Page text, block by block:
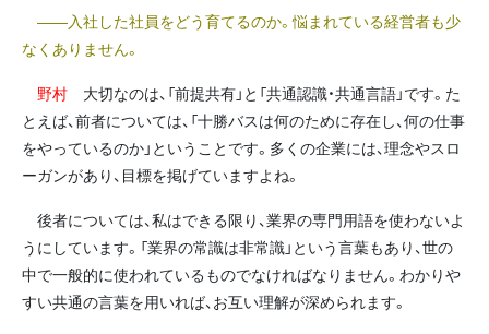
――入社した社員をどう育てるのか。悩まれている経営者も少
なくありません。
野村 大切なのは、「前提共有」と「共通認識・共通言語」です。た
とえば、前者については、「十勝バスは何のために存在し、何の仕事
をやっているのか」ということです。多くの企業には、理念やスロ
ーガンがあり、目標を掲げていますよね。
後者については、私はできる限り、業界の専門用語を使わないよ
うにしています。「業界の常識は非常識」という言葉もあり、世の
中で一般的に使われているものでなければなりません。わかりや
すい共通の言葉を用いれば、お互い理解が深められます。